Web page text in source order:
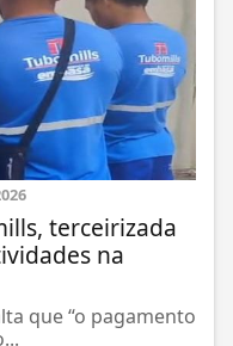
terceirizada
na
que “o pagamento